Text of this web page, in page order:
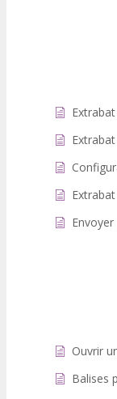
Ouvrir
Balises